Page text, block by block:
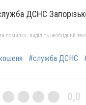
ДСНС
помилку, виділіть необхідний
#служба ДСНС
0,0